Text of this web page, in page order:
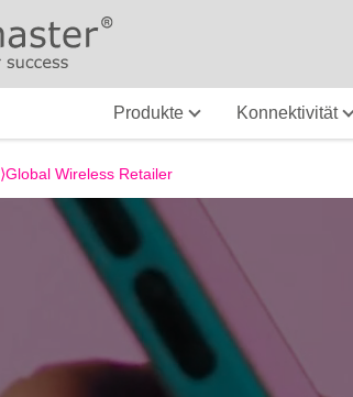
Produkte Konnektivität
⟩Global Wireless Retailer